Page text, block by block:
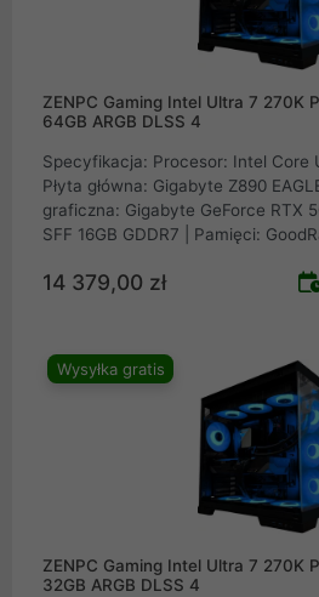
ZENPC Gaming Intel Ultra 7 270K
64GB ARGB DLSS 4
Specyfikacja: Procesor: Intel Core
Płyta główna: Gigabyte Z890
graficzna: Gigabyte GeForce RTX
SFF 16GB GDDR7 | Pamięci: GoodRam IRDM 64GB
VP4300 Lite 2TB M.2 PCIe NVMe
80Plus Gold 850W | Chłodzenie
Lite ARG
14 379,00 zł
Wysyłka gratis
ZENPC Gaming Intel Ultra 7 270K
32GB ARGB DLSS 4